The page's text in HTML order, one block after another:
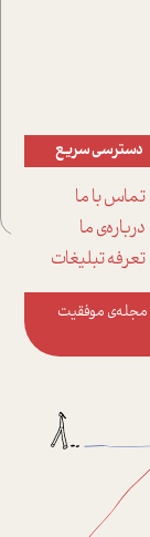
دسترسی سریع
تماس با ما
درباره‌ی ما
تعرفه تبلیغات
مجله‌ی موفقیت